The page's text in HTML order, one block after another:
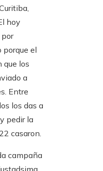
hoy
porque el
que los
a
Entre
los das a
pedir la
casaron.
campaña